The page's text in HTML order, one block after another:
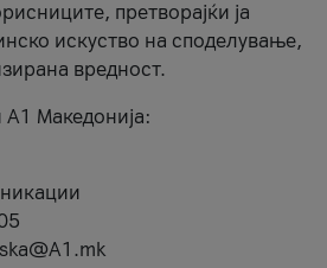
претворајќи ја
искуство на споделување,
вредност.
А1 Македонија: